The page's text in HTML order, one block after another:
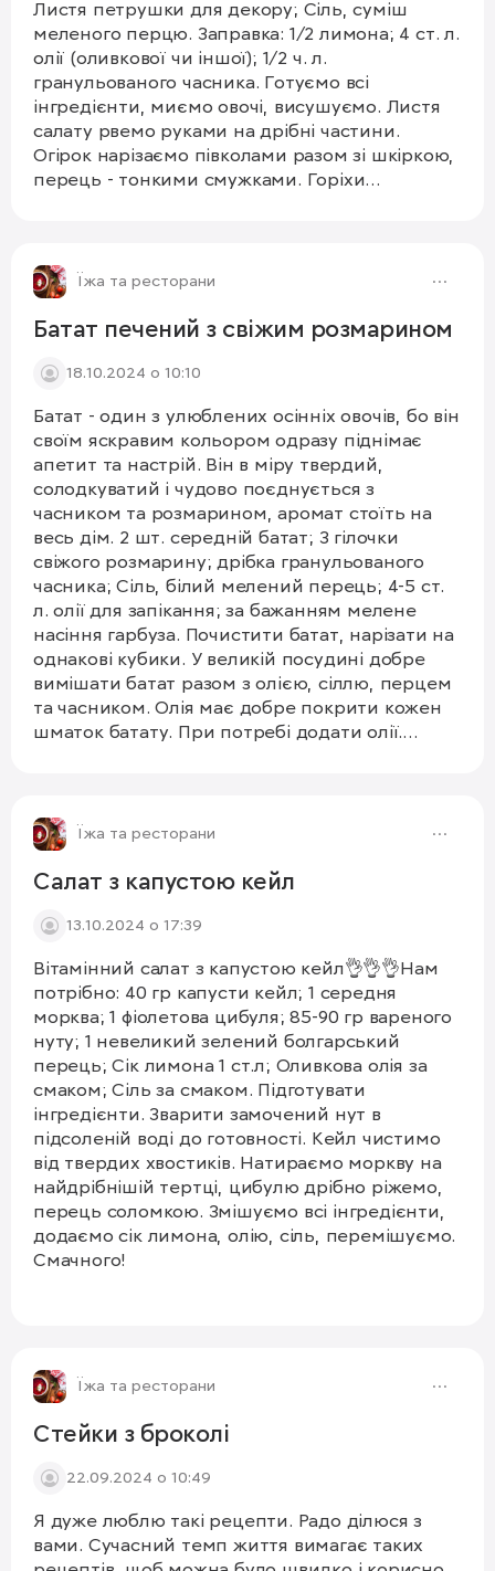
Листя петрушки для декору; Сіль, суміш
меленого перцю. Заправка: 1/2 лимона; 4 ст. л.
олії (оливкової чи іншої); 1/2 ч. л.
гранульованого часника. Готуємо всі
інгредієнти, миємо овочі, висушуємо. Листя
салату рвемо руками на дрібні частини.
Огірок нарізаємо півколами разом зі шкіркою,
перець - тонкими смужками. Горіхи
половини, якщо дрібні ягоди, виймаємо
кісточки. Змішуємо всі інгредієнти дуже
акуратно. Тепер робимо заправку: сік з
немає гранульованого часника, то замінюємо
смаком перед подачею, прикрашаємо
петрушкою, їсти свіжо приготованим.
Смачного!🫶
Їжа та ресторани
Батат печений з свіжим розмарином
18.10.2024 о 10:10
Батат - один з улюблених осінніх овочів, бо він
своїм яскравим кольором одразу піднімає
апетит та настрій. Він в міру твердий,
солодкуватий і чудово поєднується з
часником та розмарином, аромат стоїть на
весь дім. 2 шт. середній батат; 3 гілочки
свіжого розмарину; дрібка гранульованого
часника; Сіль, білий мелений перець; 4-5 ст.
л. олії для запікання; за бажанням мелене
насіння гарбуза. Почистити батат, нарізати на
однакові кубики. У великій посудині добре
вимішати батат разом з олією, сіллю, перцем
та часником. Олія має добре покрити кожен
шматок батату. При потребі додати олії.
роботи вашої духовки. При подачі можна
посипати меленим насінням гарбуза👌
Корисна смакота готова.
Їжа та ресторани
Салат з капустою кейл
13.10.2024 о 17:39
Вітамінний салат з капустою кейл👌👌👌Нам
потрібно: 40 гр капусти кейл; 1 середня
морква; 1 фіолетова цибуля; 85-90 гр вареного
нуту; 1 невеликий зелений болгарський
перець; Сік лимона 1 ст.л; Оливкова олія за
смаком; Сіль за смаком. Підготувати
інгредієнти. Зварити замочений нут в
підсоленій воді до готовності. Кейл чистимо
від твердих хвостиків. Натираємо моркву на
найдрібнішій тертці, цибулю дрібно ріжемо,
перець соломкою. Змішуємо всі інгредієнти,
додаємо сік лимона, олію, сіль, перемішуємо.
Смачного!
Їжа та ресторани
Стейки з броколі
22.09.2024 о 10:49
Я дуже люблю такі рецепти. Радо ділюся з
вами. Сучасний темп життя вимагає таких